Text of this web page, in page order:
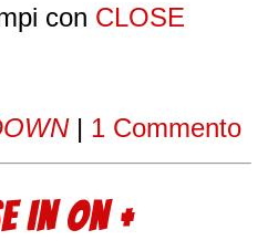
con CLOSE
| 1 Commento
IN ON +